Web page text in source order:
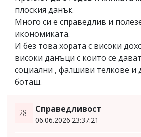
плоския данък.
Много си е справедлив и
икономиката.
И без това хората с високи
високи данъци с които се
социални , фалшиви телкове и
боташ.
28. Справедливост
06.06.2026 23:37:21